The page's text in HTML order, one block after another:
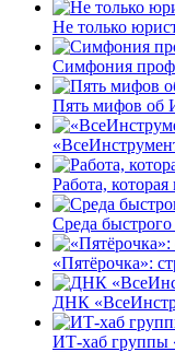
Не только
Симфония
Пять мифов об
Работа,
Среда
«Пятёрочка»:
ДНК
ИТ-хаб группы